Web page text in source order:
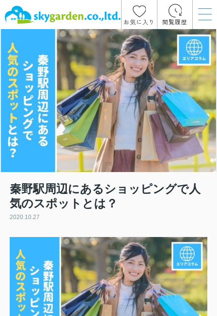
お気に入り 閲覧履歴
秦野駅周辺にあるショッピングで人
気のスポットとは？
2020.10.27